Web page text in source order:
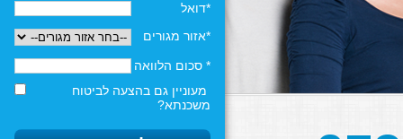
*דואל
*אזור מגורים
* סכום הלוואה
מעוניין גם בהצעה לביטוח
משכנתא?